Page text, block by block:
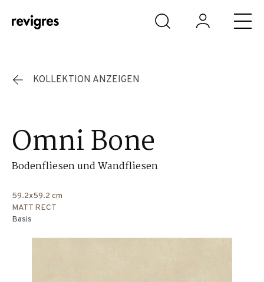
Zum Hauptinhalt springen
KOLLEKTION ANZEIGEN
Omni Bone
Bodenfliesen und Wandfliesen
59.2x59.2 cm
MATT RECT
Basis